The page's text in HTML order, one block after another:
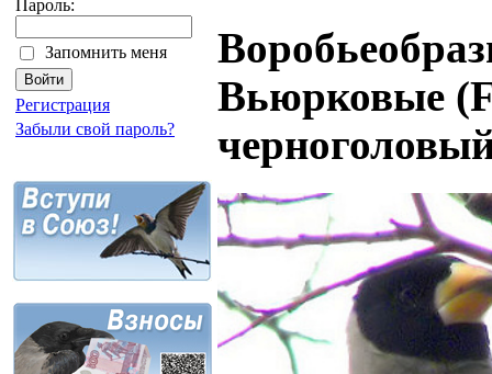
Пароль:
Запомнить меня
Регистрация
Забыли свой пароль?
Вьюрковые